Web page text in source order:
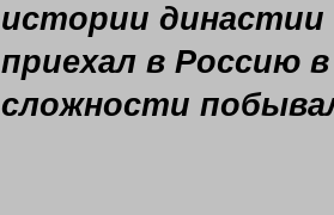
истории
приехал в Россию
сложности